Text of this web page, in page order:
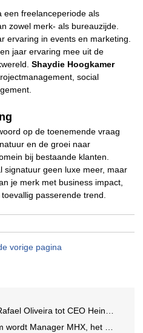
een freelanceperiode als
zowel merk- als bureauzijde.
ervaring in events en marketing.
jaar ervaring mee uit de
Shaydie Hoogkamer
social
op de toenemende vraag
en de groei naar
bij bestaande klanten.
signatuur geen luxe meer, maar
je merk met business impact,
passerende trend.
vorige pagina
tot CEO Heineken nu defintief
MHX, het branded content label van Mediahuis